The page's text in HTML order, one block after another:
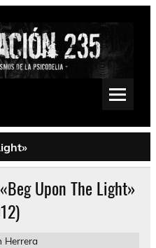
Sludge, Fuzz, Space, Drone
Upon The Light»
Herrera